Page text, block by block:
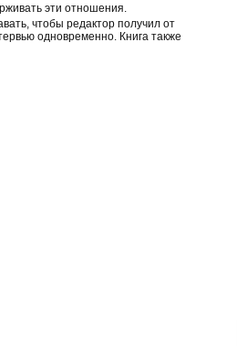
эти отношения.
чтобы редактор получил от
одновременно. Книга также